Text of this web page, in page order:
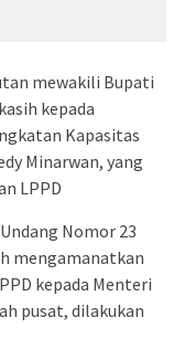
mewakili Bupati
kepada
Kapasitas
Minarwan, yang
LPPD
Nomor 23
mengamanatkan
kepada Menteri
pusat, dilakukan